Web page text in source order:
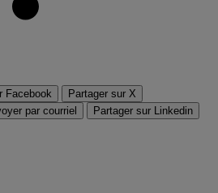
Facebook
Partager sur X
par courriel Partager sur Linkedin